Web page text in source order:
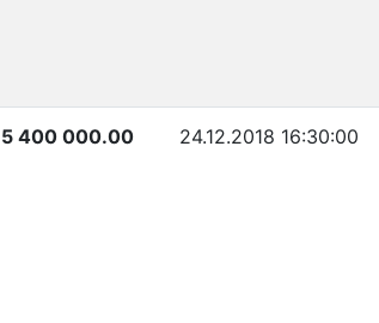
5 400 000.00 24.12.2018 16:30:00